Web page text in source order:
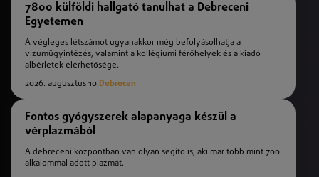
7800 külföldi hallgató tanulhat a Debreceni
Egyetemen
A végleges létszámot ugyanakkor még befolyásolhatja a
vízumügyintézés, valamint a kollégiumi férőhelyek és a kiadó
albérletek elérhetősége.
2026. augusztus 10.Debrecen
Fontos gyógyszerek alapanyaga készül a
vérplazmából
A debreceni központban van olyan segítő is, aki már több mint 700
alkalommal adott plazmát.